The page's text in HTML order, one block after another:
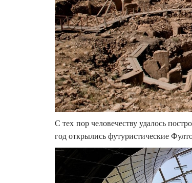
С тех пор человечеству удалось
год открылись футуристические